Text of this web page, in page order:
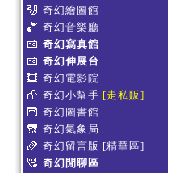
奇幻繪圖館
奇幻音樂廳
奇幻寫真館
奇幻伸展台
奇幻電影院
奇幻小幫手 [走私販]
奇幻圖書館
奇幻氣象局
奇幻留言版 [精華區]
奇幻閒聊區